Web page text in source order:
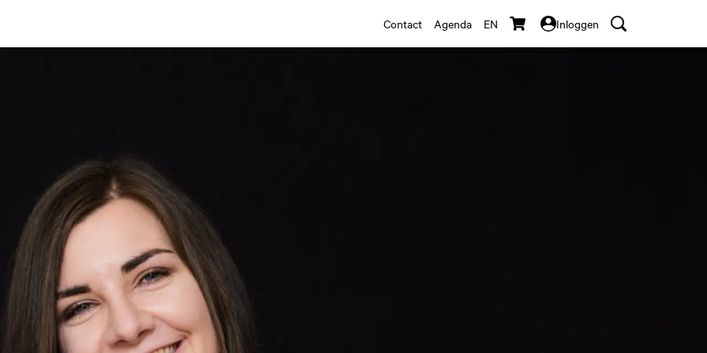
Contact Agenda EN Inloggen